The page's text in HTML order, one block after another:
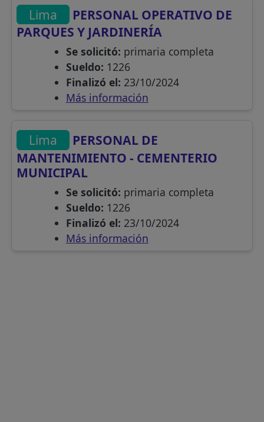
Lima
PERSONAL OPERATIVO DE
PARQUES Y JARDINERÍA
Se solicitó: primaria completa
Sueldo: 1226
Finalizó el: 23/10/2024
Más información
Lima
PERSONAL DE
MANTENIMIENTO - CEMENTERIO
MUNICIPAL
Se solicitó: primaria completa
Sueldo: 1226
Finalizó el: 23/10/2024
Más información